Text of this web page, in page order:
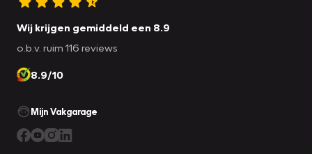
Wij krijgen gemiddeld een 8.9
o.b.v. ruim 116 reviews
8.9/10
Mijn Vakgarage